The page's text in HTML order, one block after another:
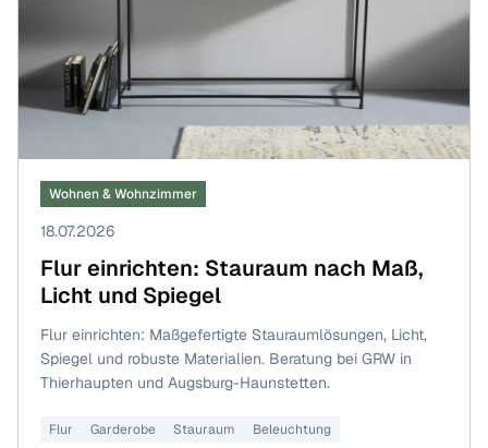
Wohnen & Wohnzimmer
18.07.2026
Flur einrichten: Stauraum nach Maß,
Licht und Spiegel
Flur einrichten: Maßgefertigte Stauraumlösungen, Licht,
Spiegel und robuste Materialien. Beratung bei GRW in
Thierhaupten und Augsburg-Haunstetten.
Flur Garderobe Stauraum Beleuchtung